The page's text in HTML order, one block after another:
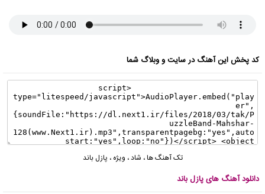
کد پخش این آهنگ در سایت و وبلاگ شما
تک آهنگ ها، شاد، ویژه ، پازل باند
دانلود آهنگ های پازل باند